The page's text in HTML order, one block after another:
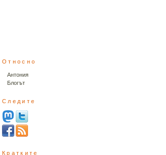
Относно
Антония
Блогът
Следите
Кратките